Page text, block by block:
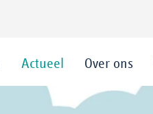
Actueel Over ons